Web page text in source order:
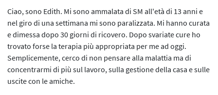
L’iniziativa 2022
L’iniziativa 2023
L’iniziativa 2024
L’iniziativa 2025
Ciao, sono Edith. Mi sono ammalata di SM all'età di 13 anni e
nel giro di una settimana mi sono paralizzata. Mi hanno curata
e dimessa dopo 30 giorni di ricovero. Dopo svariate cure ho
trovato forse la terapia più appropriata per me ad oggi.
Semplicemente, cerco di non pensare alla malattia ma di
concentrarmi di più sul lavoro, sulla gestione della casa e sulle
uscite con le amiche.